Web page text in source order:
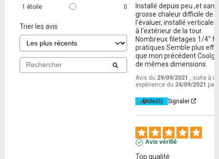
1 étoile 0
Trier les avis
Installé depuis peu ,et sans
grosse chaleur difficile de
l'évaluer, installé
à l'extérieur de la tour.
Nombreux filetages 1/4''
pratiques Semble plus
que mon précédent
de mêmes dimensions.
Avis du 29/09/2021 , suite à
expérience du 24/09/2021 par
Utile(0) Signaler
Avis vérifié
Top qualité